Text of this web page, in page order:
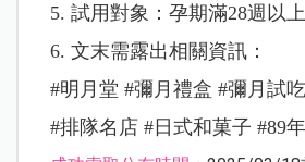
5. 試用對象：孕期滿28週以上
6. 文末需露出相關資訊：
#明月堂 #彌月禮盒 #彌月試吃
#排隊名店 #日式和菓子 #89